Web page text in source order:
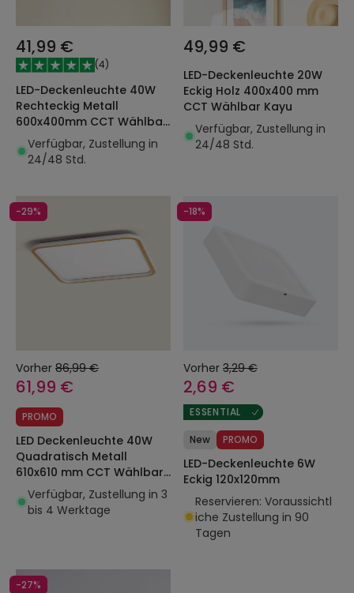
41,99 €
(4)
LED-Deckenleuchte 40W
Rechteckig Metall
600x400mm CCT Wählbar
Hidria
Verfügbar, Zustellung in
24/48 Std.
49,99 €
LED-Deckenleuchte 20W
Eckig Holz 400x400 mm
CCT Wählbar Kayu
Verfügbar, Zustellung in
24/48 Std.
-29%
Vorher 86,99 €
61,99 €
PROMO
LED Deckenleuchte 40W
Quadratisch Metall
610x610 mm CCT Wählbarr
Allharo
Verfügbar, Zustellung in 3
bis 4 Werktage
-18%
Vorher 3,29 €
2,69 €
ESSENTIAL
New PROMO
LED-Deckenleuchte 6W
Eckig 120x120mm
Reservieren: Voraussichtl
iche Zustellung in 90
Tagen
-27%